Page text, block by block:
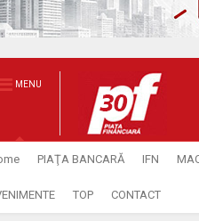
MENU
PIAŢA BANCARĂ IFN
TOP CONTACT